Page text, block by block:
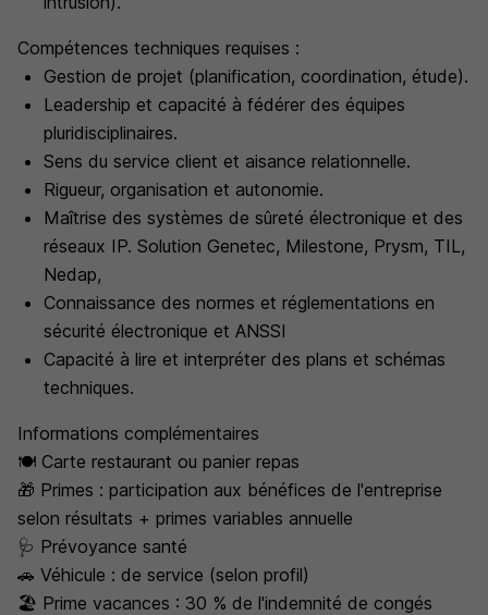
Compétences techniques requises :
Gestion de projet (planification, coordination, étude).
Leadership et capacité à fédérer des équipes
pluridisciplinaires.
Sens du service client et aisance relationnelle.
Rigueur, organisation et autonomie.
Maîtrise des systèmes de sûreté électronique et des
réseaux IP. Solution Genetec, Milestone, Prysm, TIL,
Nedap,
Connaissance des normes et réglementations en
sécurité électronique et ANSSI
Capacité à lire et interpréter des plans et schémas
techniques.
Informations complémentaires
🍽️ Carte restaurant ou panier repas
🎁 Primes : participation aux bénéfices de l'entreprise
selon résultats + primes variables annuelle
🩺 Prévoyance santé
🚗 Véhicule : de service (selon profil)
🏖️ Prime vacances : 30 % de l'indemnité de congés